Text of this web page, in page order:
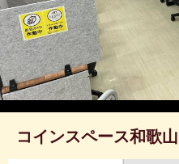
コインスペース和歌